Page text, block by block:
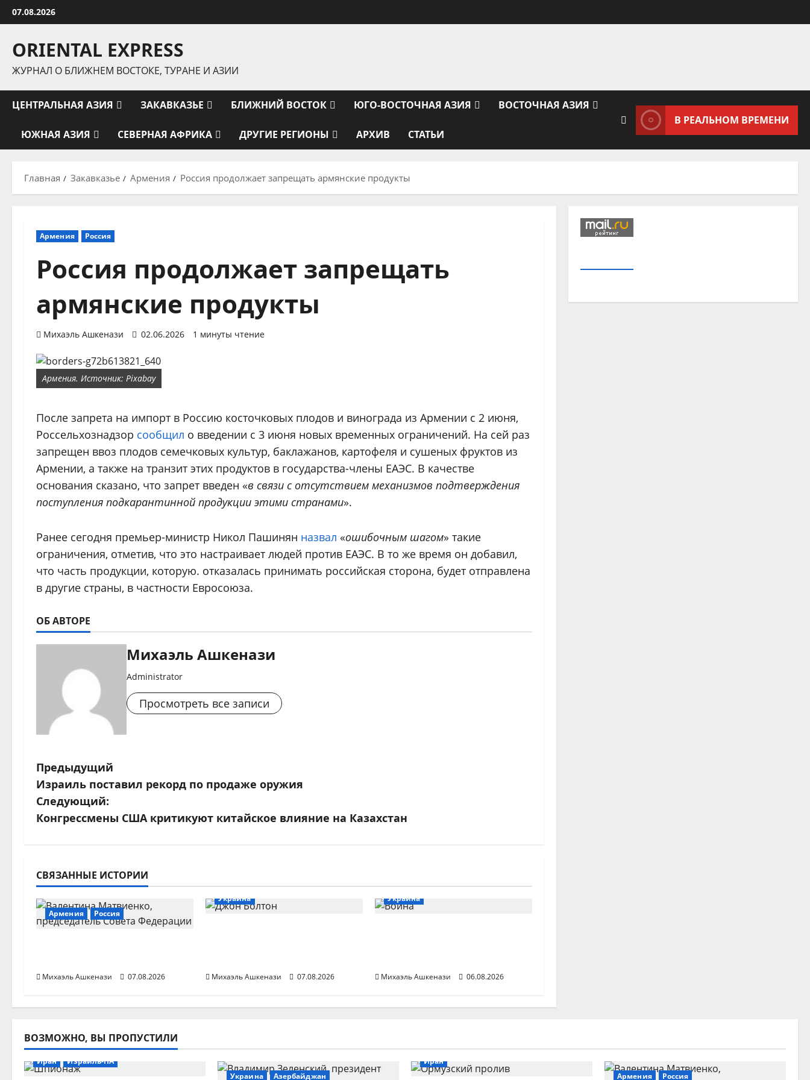
Перейти
к
07.08.2026
ORIENTAL EXPRESS
ЖУРНАЛ О БЛИЖНЕМ ВОСТОКЕ, ТУРАНЕ И АЗИИ
ЦЕНТРАЛЬНАЯ АЗИЯ ЗАКАВКАЗЬЕ БЛИЖНИЙ ВОСТОК ЮГО-ВОСТОЧНАЯ АЗИЯ ВОСТОЧНАЯ АЗИЯ
ЮЖНАЯ АЗИЯ СЕВЕРНАЯ АФРИКА ДРУГИЕ РЕГИОНЫ АРХИВ СТАТЬИ
В РЕАЛЬНОМ ВРЕМЕНИ
Главная Закавказье Армения Россия продолжает запрещать армянские продукты
Армения Россия
Россия продолжает запрещать
армянские продукты
Михаэль Ашкенази 02.06.2026 1 минуты чтение
Армения. Источник: Pixabay
После запрета на импорт в Россию косточковых плодов и винограда из Армении с 2 июня,
Россельхознадзор сообщил о введении с 3 июня новых временных ограничений. На сей раз
запрещен ввоз плодов семечковых культур, баклажанов, картофеля и сушеных фруктов из
Армении, а также на транзит этих продуктов в государства-члены ЕАЭС. В качестве
основания сказано, что запрет введен «в связи с отсутствием механизмов подтверждения
поступления подкарантинной продукции этими странами».
Ранее сегодня премьер-министр Никол Пашинян назвал «ошибочным шагом» такие
ограничения, отметив, что это настраивает людей против ЕАЭС. В то же время он добавил,
что часть продукции, которую. отказалась принимать российская сторона, будет отправлена
в другие страны, в частности Евросоюза.
ОБ АВТОРЕ
Михаэль Ашкенази
Administrator
Просмотреть все записи
Н
а
в
г
а
ц
я
п
и
Предыдущий
Израиль поставил рекорд по продаже оружия
Следующий:
Конгрессмены США критикуют китайское влияние на Казахстан
СВЯЗАННЫЕ ИСТОРИИ
Армения Россия
Михаэль Ашкенази 07.08.2026
Украина
Михаэль Ашкенази 07.08.2026
Украина
Михаэль Ашкенази 06.08.2026
ВОЗМОЖНО, ВЫ ПРОПУСТИЛИ
Иран
Израиль-ПА
Украина
Азербайджан
Иран
Армения
Россия